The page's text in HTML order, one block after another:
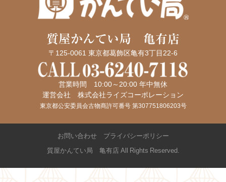
質屋かんてい局 亀有店
〒125-0061 東京都葛飾区亀有3丁目22-6
営業時間 10:00～20:00 年中無休
運営会社 株式会社ライズコーポレーション
東京都公安委員会古物商許可番号 第307751806203号
お問い合わせ プライバシーポリシー
質屋かんてい局 亀有店 All Rights Reserved.